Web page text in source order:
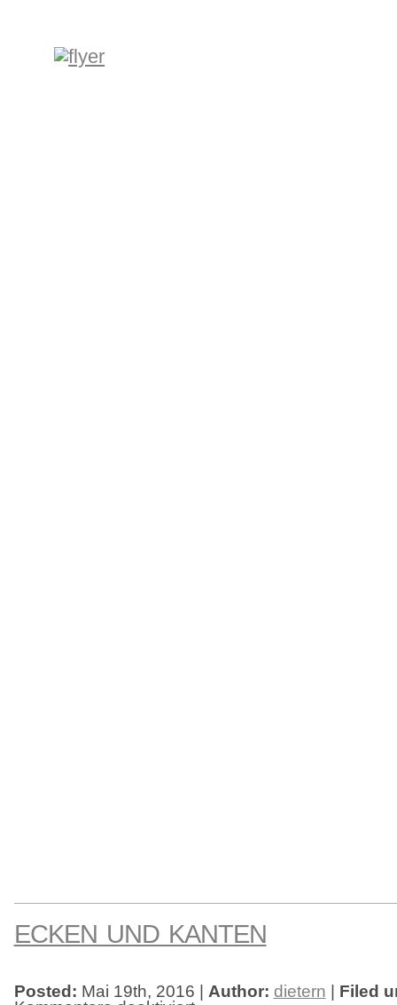
ECKEN UND KANTEN
Posted: Mai 19th, 2016 | Author: dietern
Filed